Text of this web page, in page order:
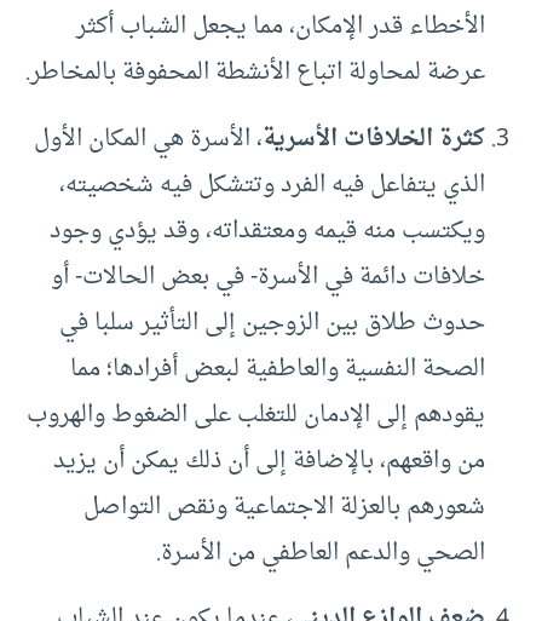
الأخطاء قدر الإمكان، مما يجعل الشباب أكثر
عرضة لمحاولة اتباع الأنشطة المحفوفة بالمخاطر.
كثرة الخلافات الأسرية، الأسرة هي المكان الأول
الذي يتفاعل فيه الفرد وتتشكل فيه شخصيته،
ويكتسب منه قيمه ومعتقداته، وقد يؤدي وجود
خلافات دائمة في الأسرة- في بعض الحالات- أو
حدوث طلاق بين الزوجين إلى التأثير سلبا في
الصحة النفسية والعاطفية لبعض أفرادها؛ مما
يقودهم إلى الإدمان للتغلب على الضغوط والهروب
من واقعهم، بالإضافة إلى أن ذلك يمكن أن يزيد
شعورهم بالعزلة الاجتماعية ونقص التواصل
الصحي والدعم العاطفي من الأسرة.